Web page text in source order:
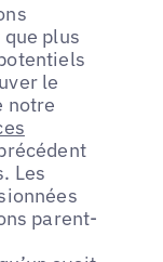
plus
le
notre
Les
parent-